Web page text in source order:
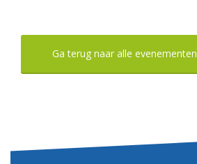
Ga terug naar alle evenementen